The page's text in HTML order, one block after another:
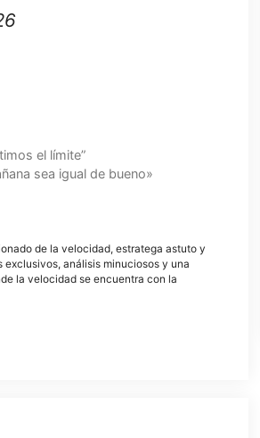
el límite”
sea igual de bueno»
de la velocidad, estratega astuto y
análisis minuciosos y una
la velocidad se encuentra con la